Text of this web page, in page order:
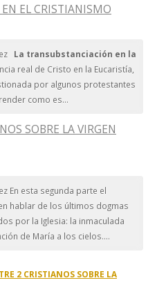
EL CRISTIANISMO
La transubstanciación en la
real de Cristo en la Eucaristía,
por algunos protestantes
como es...
SOBRE LA VIRGEN
En esta segunda parte el
hablar de los últimos dogmas
por la Iglesia: la inmaculada
de María a los cielos....
2 CRISTIANOS SOBRE LA